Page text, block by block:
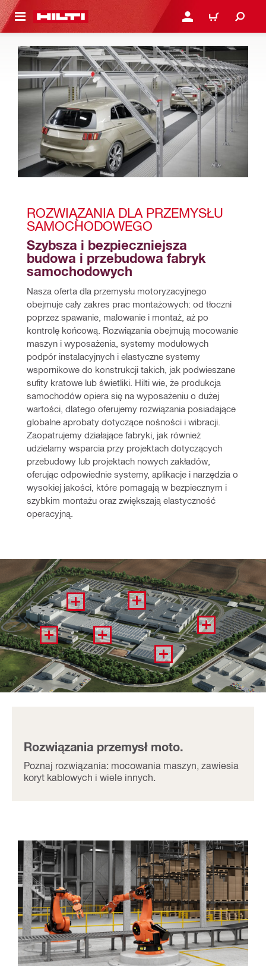
GŁÓWNEJ ZALOGUJ SIĘ LUB
KOSZYK
ROZWIĄZANIA DLA PRZEMYSŁU
SAMOCHODOWEGO
Szybsza i bezpieczniejsza
budowa i przebudowa fabryk
samochodowych
Nasza oferta dla przemysłu motoryzacyjnego
obejmuje cały zakres prac montażowych: od tłoczni
poprzez spawanie, malowanie i montaż, aż po
kontrolę końcową. Rozwiązania obejmują mocowanie
maszyn i wyposażenia, systemy modułowych
podpór instalacyjnych i elastyczne systemy
wspornikowe do konstrukcji takich, jak podwieszane
sufity kratowe lub świetliki. Hilti wie, że produkcja
samochodów opiera się na wyposażeniu o dużej
wartości, dlatego oferujemy rozwiązania posiadające
globalne aprobaty dotyczące nośności i wibracji.
Zaopatrujemy działające fabryki, jak również
udzielamy wsparcia przy projektach dotyczących
przebudowy lub projektach nowych zakładów,
oferując odpowiednie systemy, aplikacje i narzędzia o
wysokiej jakości, które pomagają w bezpiecznym i
szybkim montażu oraz zwiększają elastyczność
operacyjną.
Rozwiązania przemysł moto.
Poznaj rozwiązania: mocowania maszyn, zawiesia
koryt kablowych i wiele innych.